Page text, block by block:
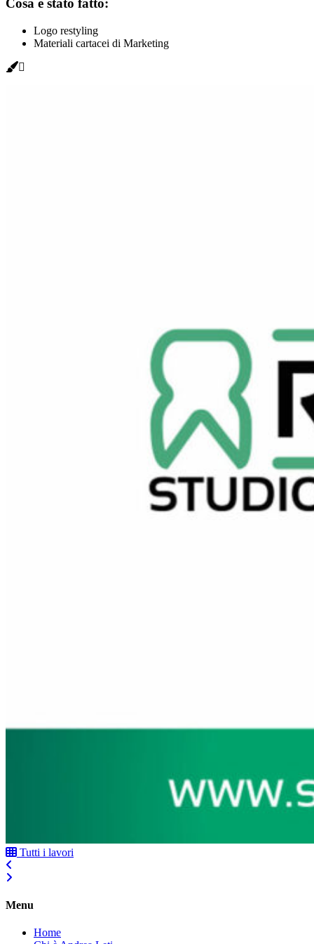
Cosa è stato fatto:
Logo restyling
Materiali cartacei di Marketing
Tutti i lavori
Menu
Home